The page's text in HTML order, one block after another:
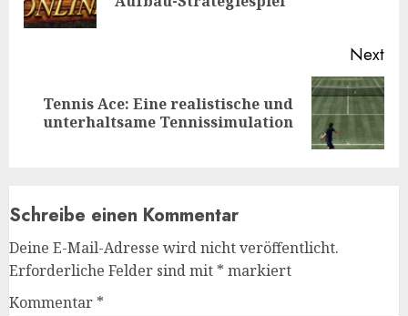
Next
Next
post:
Tennis Ace: Eine realistische und
unterhaltsame Tennissimulation
Schreibe einen Kommentar
Deine E-Mail-Adresse wird nicht veröffentlicht.
Erforderliche Felder sind mit * markiert
Kommentar *